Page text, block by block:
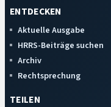
ENTDECKEN
Aktuelle Ausgabe
HRRS-Beiträge suchen
Archiv
Rechtsprechung
TEILEN